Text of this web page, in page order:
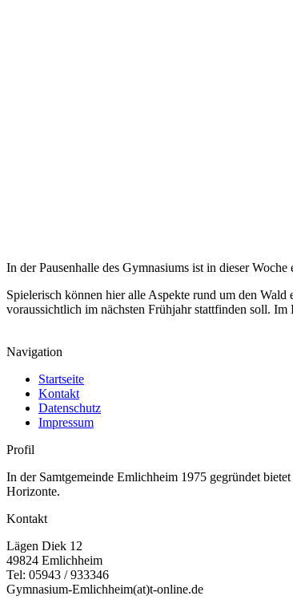
In der Pausenhalle des Gymnasiums ist in dieser Woche
Spielerisch können hier alle Aspekte rund um den
voraussichtlich im nächsten Frühjahr stattfinden soll.
Navigation
Startseite
Kontakt
Datenschutz
Impressum
Profil
In der Samtgemeinde Emlichheim 1975 gegründet
Horizonte.
Kontakt
Lägen Diek 12
49824 Emlichheim
Tel: 05943 / 933346
Gymnasium-Emlichheim(at)t-online.de